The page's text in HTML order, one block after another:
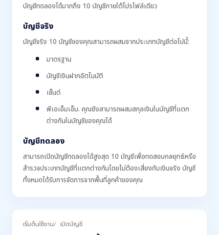
บัญชีทดลองได้มากถึง 10 บัญชีภายใต้โปรไฟล์เดียว
บัญชีจริง
บัญชีจริง 10 บัญชีของคุณสามารถผสมจากประเภทบัญชีต่อไปนี้:
มาตรฐาน
บัญชีเงินฝากอัตโนมัติ
เซ็นต์
พีเอเอ็มเอ็ม. คุณยังสามารถผสมสกุลเงินในบัญชีที่แตก
ต่างกันในบัญชีของคุณได้
บัญชีทดลอง
สามารถเปิดบัญชีทดลองได้สูงสุด 10 บัญชีเพื่อทดสอบกลยุทธ์หรือ
สำรวจประเภทบัญชีที่แตกต่างกันโดยไม่ต้องเสี่ยงกับเงินจริง บัญชี
ทั้งหมดได้รับการจัดการจากพื้นที่ลูกค้าของคุณ
เริ่มต้นใช้งาน เปิดบัญชี